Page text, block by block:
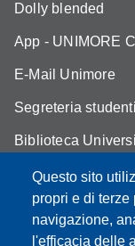
Questo sito
propri e di terze
navigazione,
l'efficacia delle
Dolly blended
App - UNIMORE
E-Mail Unimore
Segreteria studenti
Biblioteca
Assicurazione
Contatti